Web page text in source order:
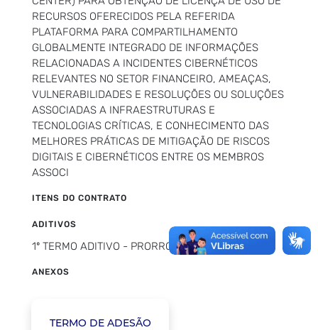
RECURSOS OFERECIDOS PELA REFERIDA
PLATAFORMA PARA COMPARTILHAMENTO
GLOBALMENTE INTEGRADO DE INFORMAÇÕES
RELACIONADAS A INCIDENTES CIBERNÉTICOS
RELEVANTES NO SETOR FINANCEIRO, AMEAÇAS,
VULNERABILIDADES E RESOLUÇÕES OU SOLUÇÕES
ASSOCIADAS A INFRAESTRUTURAS E
TECNOLOGIAS CRÍTICAS, E CONHECIMENTO DAS
MELHORES PRÁTICAS DE MITIGAÇÃO DE RISCOS
DIGITAIS E CIBERNÉTICOS ENTRE OS MEMBROS
ASSOCI
ITENS DO CONTRATO
ADITIVOS
1º TERMO ADITIVO - PRORROGAÇÃO DE PRAZO
ANEXOS
TERMO DE ADESÃO